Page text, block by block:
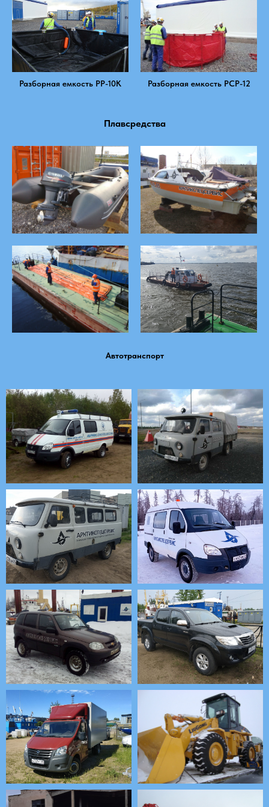
Разборная емкость РР-10К Разборная емкость РСР-12
Плавсредства
Автотранспорт